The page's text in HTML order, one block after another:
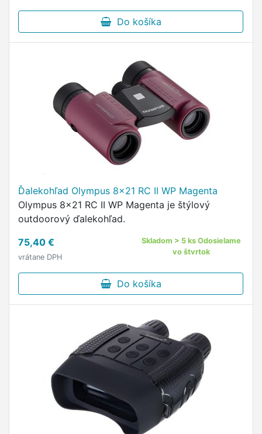
Do košíka
Ďalekohľad Olympus 8x21 RC II WP Magenta
Olympus 8x21 RC II WP Magenta je štýlový
outdoorový ďalekohľad.
75,40 €
vrátane DPH
Skladom > 5 ks Odosielame
vo štvrtok
Do košíka